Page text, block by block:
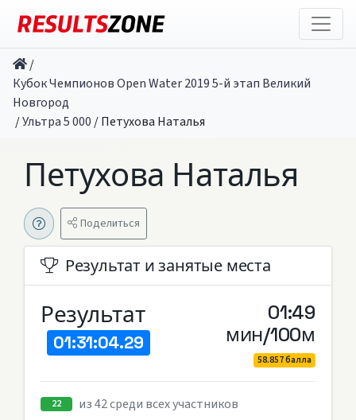
/
Кубок Чемпионов Open Water 2019 5-й этап Великий
Новгород
/Ультра 5 000 /Петухова Наталья
Петухова Наталья
Поделиться
Результат и занятые места
Результат
01:31:04.29
01:49
мин/100м
58.857 балла
22 из 42 среди всех участников